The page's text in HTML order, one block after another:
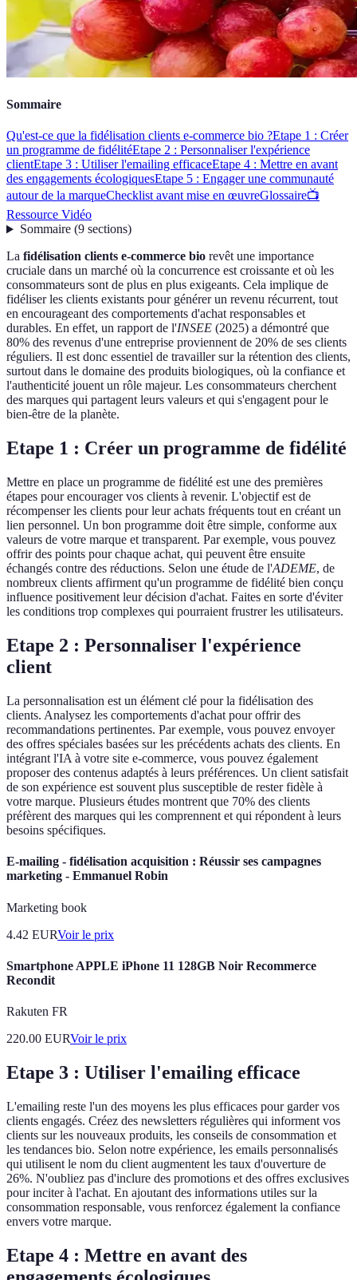
Sommaire
Qu'est-ce que la fidélisation clients e-commerce bio ?Etape 1 : Créer
un programme de fidélitéEtape 2 : Personnaliser l'expérience
clientEtape 3 : Utiliser l'emailing efficaceEtape 4 : Mettre en avant
des engagements écologiquesEtape 5 : Engager une communauté
autour de la marqueChecklist avant mise en œuvreGlossaire📺
Ressource Vidéo
Sommaire(9 sections)
La fidélisation clients e-commerce bio revêt une importance
cruciale dans un marché où la concurrence est croissante et où les
consommateurs sont de plus en plus exigeants. Cela implique de
fidéliser les clients existants pour générer un revenu récurrent, tout
en encourageant des comportements d'achat responsables et
durables. En effet, un rapport de l'INSEE (2025) a démontré que
80% des revenus d'une entreprise proviennent de 20% de ses clients
réguliers. Il est donc essentiel de travailler sur la rétention des clients,
surtout dans le domaine des produits biologiques, où la confiance et
l'authenticité jouent un rôle majeur. Les consommateurs cherchent
des marques qui partagent leurs valeurs et qui s'engagent pour le
bien-être de la planète.
Etape 1 : Créer un programme de fidélité
Mettre en place un programme de fidélité est une des premières
étapes pour encourager vos clients à revenir. L'objectif est de
récompenser les clients pour leur achats fréquents tout en créant un
lien personnel. Un bon programme doit être simple, conforme aux
valeurs de votre marque et transparent. Par exemple, vous pouvez
offrir des points pour chaque achat, qui peuvent être ensuite
échangés contre des réductions. Selon une étude de l'ADEME, de
nombreux clients affirment qu'un programme de fidélité bien conçu
influence positivement leur décision d'achat. Faites en sorte d'éviter
les conditions trop complexes qui pourraient frustrer les utilisateurs.
Etape 2 : Personnaliser l'expérience
client
La personnalisation est un élément clé pour la fidélisation des
clients. Analysez les comportements d'achat pour offrir des
recommandations pertinentes. Par exemple, vous pouvez envoyer
des offres spéciales basées sur les précédents achats des clients. En
intégrant l'IA à votre site e-commerce, vous pouvez également
proposer des contenus adaptés à leurs préférences. Un client satisfait
de son expérience est souvent plus susceptible de rester fidèle à
votre marque. Plusieurs études montrent que 70% des clients
préfèrent des marques qui les comprennent et qui répondent à leurs
besoins spécifiques.
E-mailing - fidélisation acquisition : Réussir ses campagnes
marketing - Emmanuel Robin
Marketing book
4.42 EURVoir le prix
Smartphone APPLE iPhone 11 128GB Noir Recommerce
Recondit
Rakuten FR
220.00 EURVoir le prix
Etape 3 : Utiliser l'emailing efficace
L'emailing reste l'un des moyens les plus efficaces pour garder vos
clients engagés. Créez des newsletters régulières qui informent vos
clients sur les nouveaux produits, les conseils de consommation et
les tendances bio. Selon notre expérience, les emails personnalisés
qui utilisent le nom du client augmentent les taux d'ouverture de
26%. N'oubliez pas d'inclure des promotions et des offres exclusives
pour inciter à l'achat. En ajoutant des informations utiles sur la
consommation responsable, vous renforcez également la confiance
envers votre marque.
Etape 4 : Mettre en avant des